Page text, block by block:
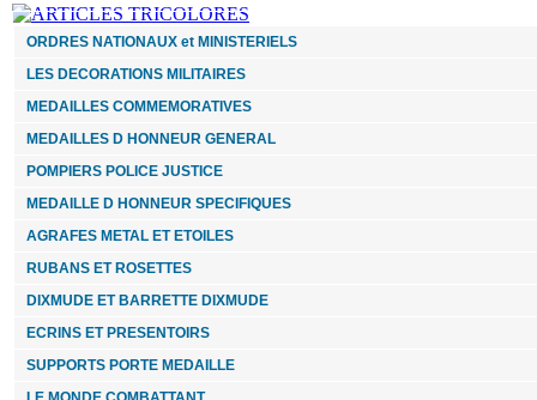
ORDRES NATIONAUX et MINISTERIELS
LES DECORATIONS MILITAIRES
MEDAILLES COMMEMORATIVES
MEDAILLES D HONNEUR GENERAL
POMPIERS POLICE JUSTICE
MEDAILLE D HONNEUR SPECIFIQUES
AGRAFES METAL ET ETOILES
RUBANS ET ROSETTES
DIXMUDE ET BARRETTE DIXMUDE
ECRINS ET PRESENTOIRS
SUPPORTS PORTE MEDAILLE